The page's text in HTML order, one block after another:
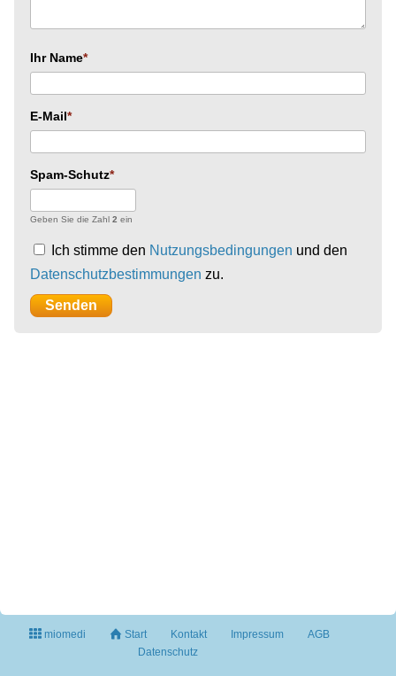
Ihr Name
E-Mail
Spam-Schutz
Geben Sie die Zahl 2 ein
Ich stimme den Nutzungsbedingungen und den
Datenschutzbestimmungen zu.
miomedi Start Kontakt Impressum
AGB
Datenschutz